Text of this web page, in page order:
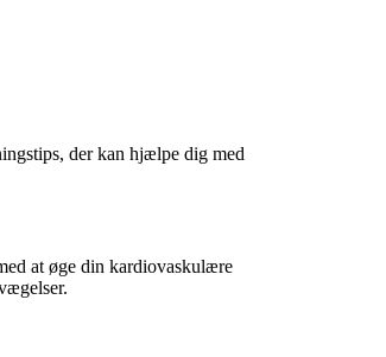
der kan hjælpe dig med
at øge din kardiovaskulære